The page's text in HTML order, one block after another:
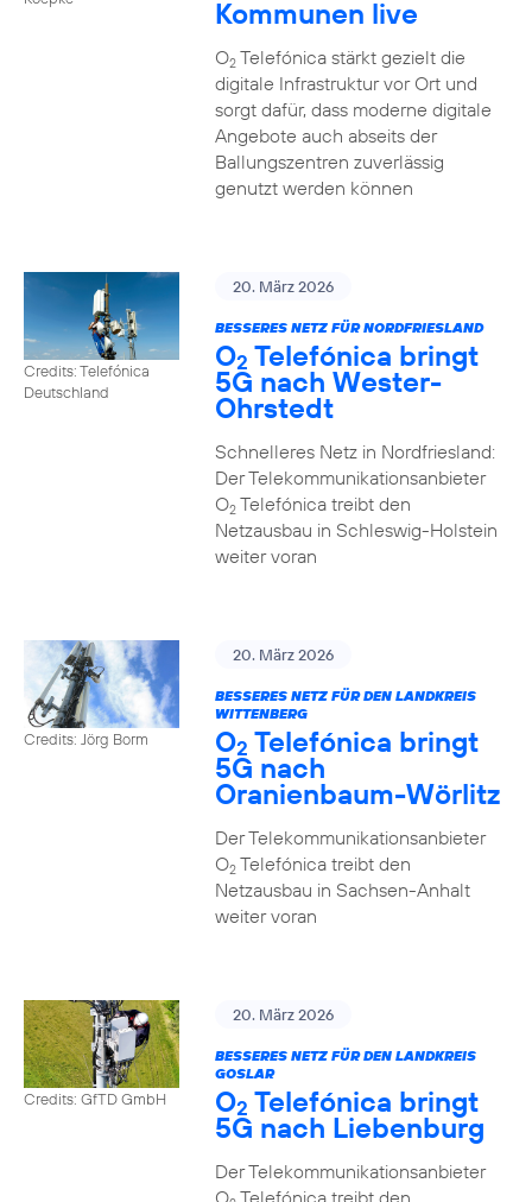
Kommunen live
O2Telefónica stärkt gezielt die
digitale Infrastruktur vor Ort und
sorgt dafür, dass moderne digitale
Angebote auch abseits der
Ballungszentren zuverlässig
genutzt werden können
Credits: Telefónica
Deutschland
20. März 2026
BESSERES NETZ FÜR NORDFRIESLAND
O2 Telefónica bringt
5G nach Wester-
Ohrstedt
Schnelleres Netz in Nordfriesland:
Der Telekommunikationsanbieter
O2Telefónica treibt den
Netzausbau in Schleswig-Holstein
weiter voran
Credits: Jörg Borm
20. März 2026
BESSERES NETZ FÜR DEN LANDKREIS
WITTENBERG
O2 Telefónica bringt
5G nach
Oranienbaum-Wörlitz
Der Telekommunikationsanbieter
O2Telefónica treibt den
Netzausbau in Sachsen-Anhalt
weiter voran
Credits: GfTD GmbH
20. März 2026
BESSERES NETZ FÜR DEN LANDKREIS
GOSLAR
O2 Telefónica bringt
5G nach Liebenburg
Der Telekommunikationsanbieter
O Telefónica treibt den